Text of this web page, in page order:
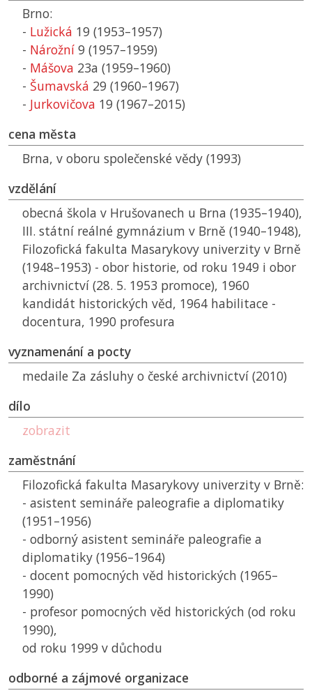
Brno:
- Lužická 19 (1953–1957)
- Nárožní 9 (1957–1959)
- Mášova 23a (1959–1960)
- Šumavská 29 (1960–1967)
- Jurkovičova 19 (1967–2015)
cena města
Brna, v oboru společenské vědy (1993)
vzdělání
obecná škola v Hrušovanech u Brna (1935–1940),
III. státní reálné gymnázium v Brně (1940–1948),
Filozofická fakulta Masarykovy univerzity v Brně
(1948–1953) - obor historie, od roku 1949 i obor
archivnictví (28. 5. 1953 promoce), 1960
kandidát historických věd, 1964 habilitace -
docentura, 1990 profesura
vyznamenání a pocty
medaile Za zásluhy o české archivnictví (2010)
dílo
zobrazit
zaměstnání
Filozofická fakulta Masarykovy univerzity v Brně:
- asistent semináře paleografie a diplomatiky
(1951–1956)
- odborný asistent semináře paleografie a
diplomatiky (1956–1964)
- docent pomocných věd historických (1965–
1990)
- profesor pomocných věd historických (od roku
1990),
od roku 1999 v důchodu
odborné a zájmové organizace